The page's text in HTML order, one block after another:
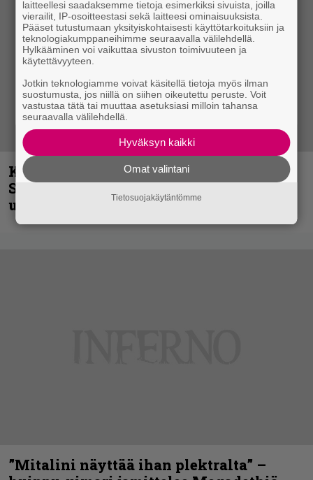
Kunnianosoitus hyiselle Pohjolalle –
Shining hyppäsi keskelle kinoksia
uudella videollaan
”Mitalini näyttää ihan plektralta” –
laitteellesi saadaksemme tietoja esimerkiksi sivuista, joilla
vierailit, IP-osoitteestasi sekä laitteesi ominaisuuksista.
Pääset tutustumaan yksityiskohtaisesti käyttötarkoituksiin ja
teknologiakumppaneihimme seuraavalla välilehdellä.
Hylkääminen voi vaikuttaa sivuston toimivuuteen ja
käytettävyyteen.
Jotkin teknologiamme voivat käsitellä tietoja myös ilman
suostumusta, jos niillä on siihen oikeutettu peruste. Voit
vastustaa tätä tai muuttaa asetuksiasi milloin tahansa
seuraavalla välilehdellä.
Hyväksyn kaikki
Omat valintani
Tietosuojakäytäntömme